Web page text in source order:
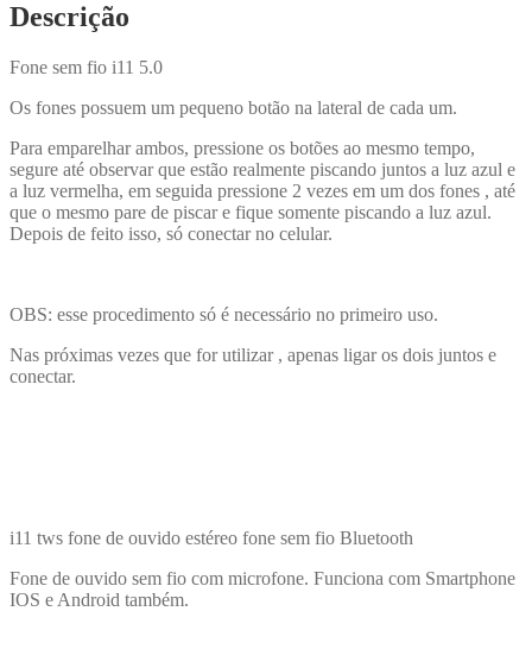
Descrição
Fone sem fio i11 5.0
Os fones possuem um pequeno botão na lateral de cada um.
Para emparelhar ambos, pressione os botões ao mesmo tempo,
segure até observar que estão realmente piscando juntos a luz azul e
a luz vermelha, em seguida pressione 2 vezes em um dos fones , até
que o mesmo pare de piscar e fique somente piscando a luz azul.
Depois de feito isso, só conectar no celular.
OBS: esse procedimento só é necessário no primeiro uso.
Nas próximas vezes que for utilizar , apenas ligar os dois juntos e
conectar.
i11 tws fone de ouvido estéreo fone sem fio Bluetooth
Fone de ouvido sem fio com microfone. Funciona com Smartphone
IOS e Android também.